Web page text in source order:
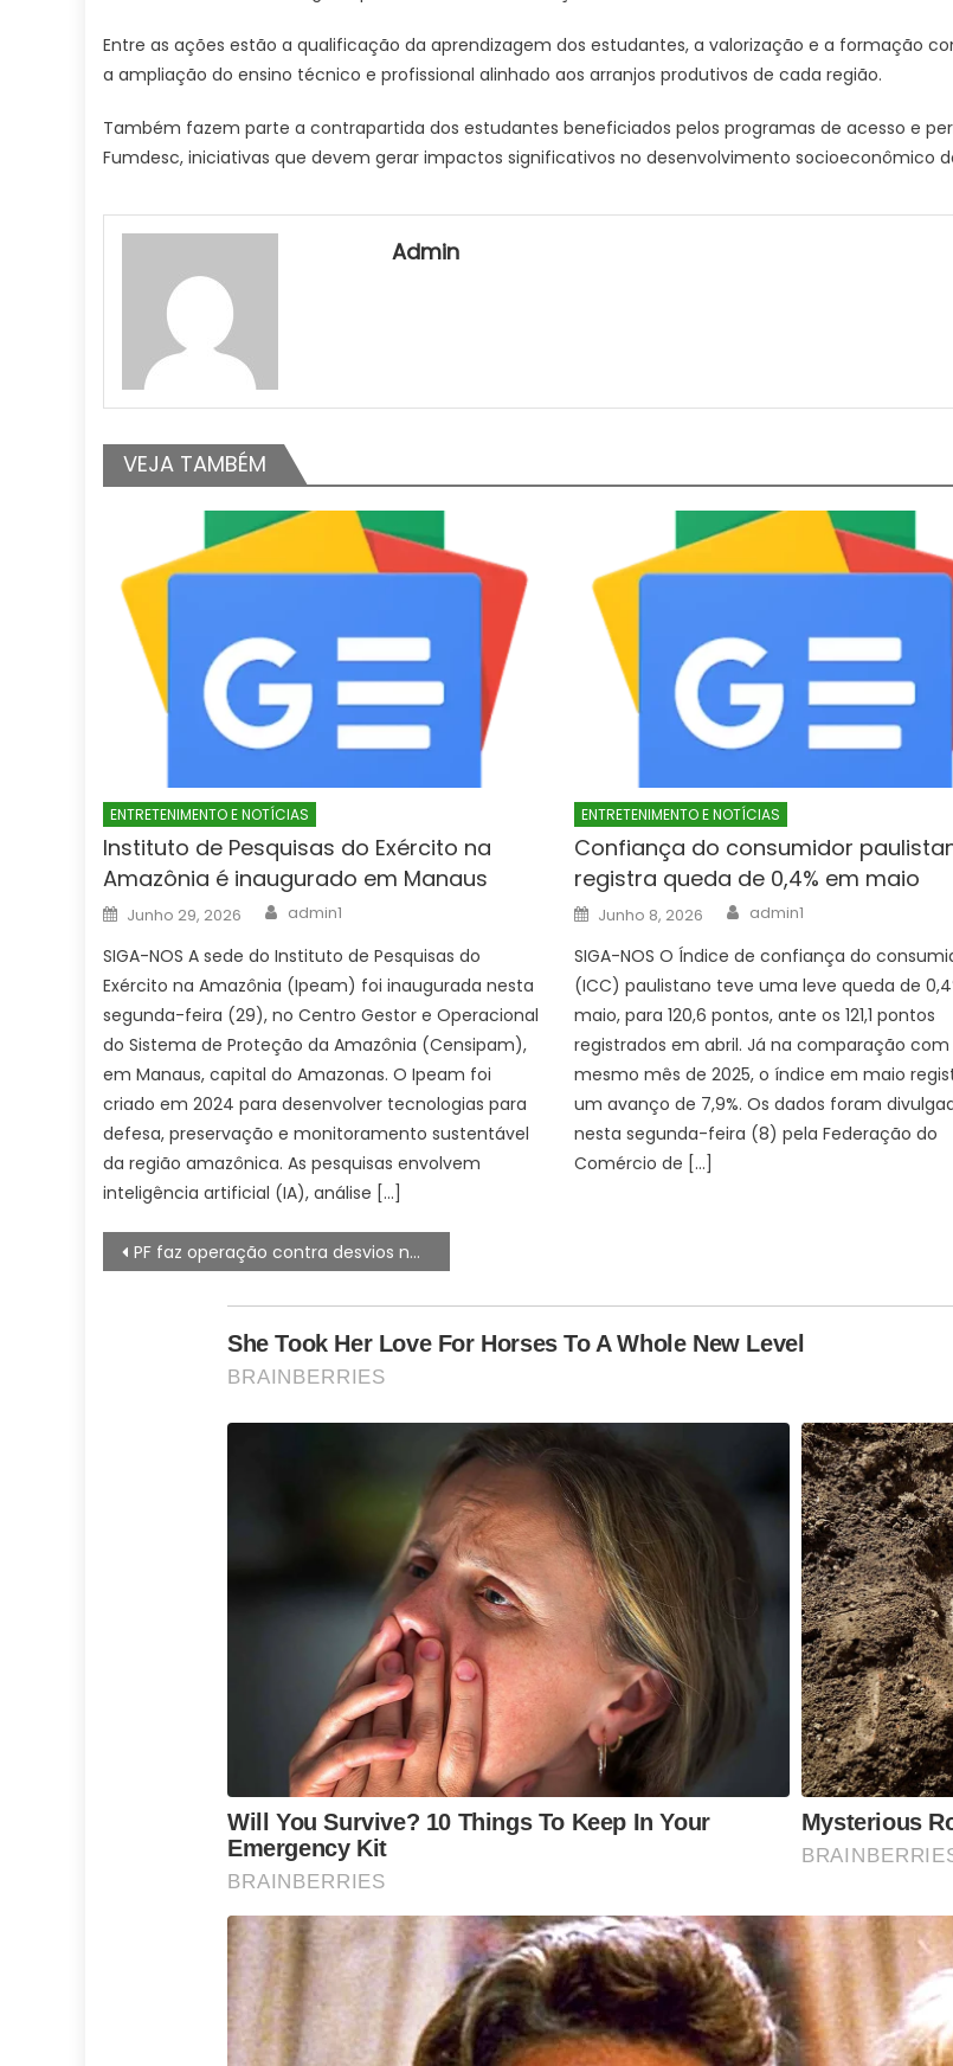
Entre as ações estão a qualificação da aprendizagem dos estudantes, a valorização e a formação
a ampliação do ensino técnico e profissional alinhado aos arranjos produtivos de cada região.
Também fazem parte a contrapartida dos estudantes beneficiados pelos programas de acesso e
Fumdesc, iniciativas que devem gerar impactos significativos no desenvolvimento socioeconômico
Admin
VEJA TAMBÉM
ENTRETENIMENTO E NOTÍCIAS
Instituto de Pesquisas do Exército na
Amazônia é inaugurado em Manaus
Posted
on
Junho 29, 2026 Author
admin1
SIGA-NOS A sede do Instituto de Pesquisas do
Exército na Amazônia (Ipeam) foi inaugurada nesta
segunda-feira (29), no Centro Gestor e Operacional
do Sistema de Proteção da Amazônia (Censipam),
em Manaus, capital do Amazonas. O Ipeam foi
criado em 2024 para desenvolver tecnologias para
defesa, preservação e monitoramento sustentável
da região amazônica. As pesquisas envolvem
inteligência artificial (IA), análise […]
ENTRETENIMENTO E NOTÍCIAS
Confiança do consumidor
registra queda de 0,4% em maio
Posted
on
Junho 8, 2026 Author
admin1
SIGA-NOS O Índice de confiança do
(ICC) paulistano teve uma leve queda de
maio, para 120,6 pontos, ante os 121,1 pontos
registrados em abril. Já na comparação com
mesmo mês de 2025, o índice em maio
um avanço de 7,9%. Os dados foram
nesta segunda-feira (8) pela Federação do
Comércio de […]
Navegação
de
PF faz operação contra desvios na Universidade Federal Fluminense